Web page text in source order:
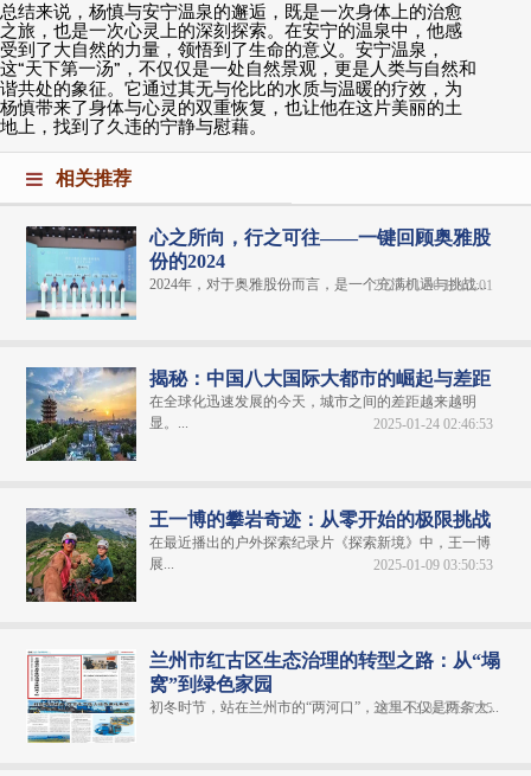
总结来说，杨慎与安宁温泉的邂逅，既是一次身体上的治愈
之旅，也是一次心灵上的深刻探索。在安宁的温泉中，他感
受到了大自然的力量，领悟到了生命的意义。安宁温泉，
这“天下第一汤” ，不仅仅是一处自然景观，更是人类与自然和
谐共处的象征。它通过其无与伦比的水质与温暖的疗效，为
杨慎带来了身体与心灵的双重恢复，也让他在这片美丽的土
地上，找到了久违的宁静与慰藉。
相关推荐
心之所向，行之可往——一键回顾奥雅股
份的2024
2024年，对于奥雅股份而言，是一个充满机遇与挑战...
2025-01-06 18:02:01
揭秘：中国八大国际大都市的崛起与差距
在全球化迅速发展的今天，城市之间的差距越来越明
显。...
2025-01-24 02:46:53
王一博的攀岩奇迹：从零开始的极限挑战
在最近播出的户外探索纪录片《探索新境》中，王一博
展...
2025-01-09 03:50:53
兰州市红古区生态治理的转型之路：从“塌
窝”到绿色家园
初冬时节，站在兰州市的“两河口”，这里不仅是两条大...
2024-12-31 23:37:25